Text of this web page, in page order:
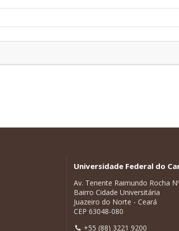
Universidade Federal do
Av. Tenente Raimundo Rocha
Bairro Cidade Universitária
Juazeiro do Norte - Ceará
CEP 63048-080
+55 (88) 3221 9200